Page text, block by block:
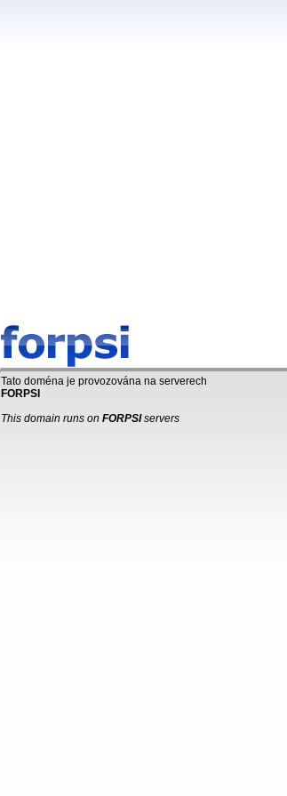
Tato doména je provozována na serverech
FORPSI
This domain runs on FORPSIservers